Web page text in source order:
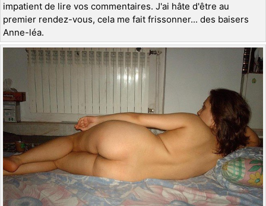
impatient de lire vos commentaires. J'ai hâte d'être au
premier rendez-vous, cela me fait frissonner... des baisers
Anne-léa.